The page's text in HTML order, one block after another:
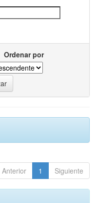
Ordenar por
Anterior 1 Siguiente